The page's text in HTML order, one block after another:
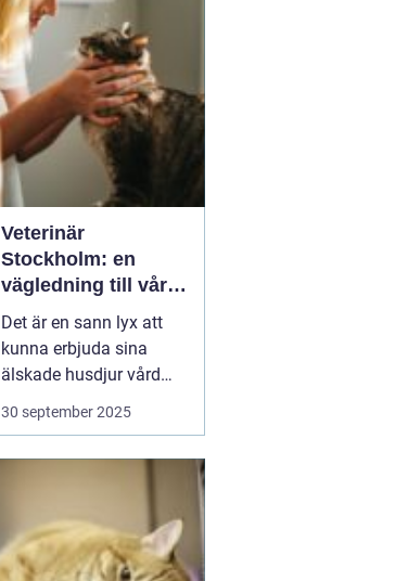
intyga att d...
Veterinär
Stockholm: en
vägledning till vård i
hemmiljö
Det är en sann lyx att
kunna erbjuda sina
älskade husdjur vård
direkt i hemmet. I
storstaden, där tiden
professionell veterinär
en högst v&aum...
30 september 2025